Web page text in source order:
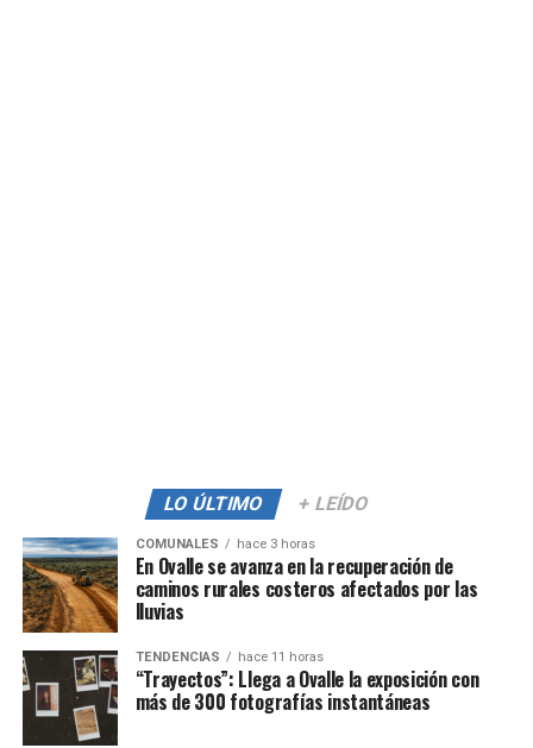
LO ÚLTIMO + LEÍDO
COMUNALES hace 3 horas
En Ovalle se avanza en la recuperación de
caminos rurales costeros afectados por las
lluvias
TENDENCIAS hace 11 horas
“Trayectos”: Llega a Ovalle la exposición con
más de 300 fotografías instantáneas